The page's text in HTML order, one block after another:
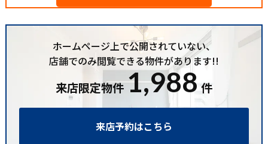
ホームページ上で公開されていない、
店舗でのみ閲覧できる物件があります!!
来店限定物件 1,988 件
来店予約はこちら